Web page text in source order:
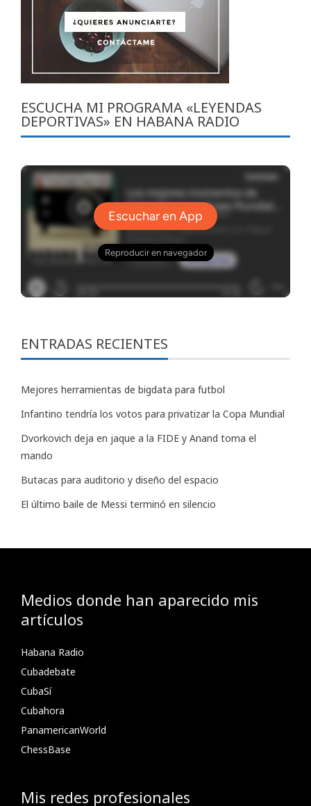
ESCUCHA MI PROGRAMA «LEYENDAS
DEPORTIVAS» EN HABANA RADIO
ENTRADAS RECIENTES
Mejores herramientas de bigdata para futbol
Infantino tendría los votos para privatizar la Copa Mundial
Dvorkovich deja en jaque a la FIDE y Anand toma el
mando
Butacas para auditorio y diseño del espacio
El último baile de Messi terminó en silencio
Medios donde han aparecido mis
artículos
Habana Radio
Cubadebate
CubaSí
Cubahora
PanamericanWorld
ChessBase
Mis redes profesionales